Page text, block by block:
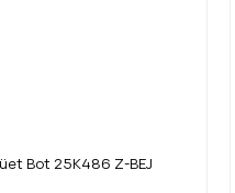
Bot 25K486 Z-BEJ